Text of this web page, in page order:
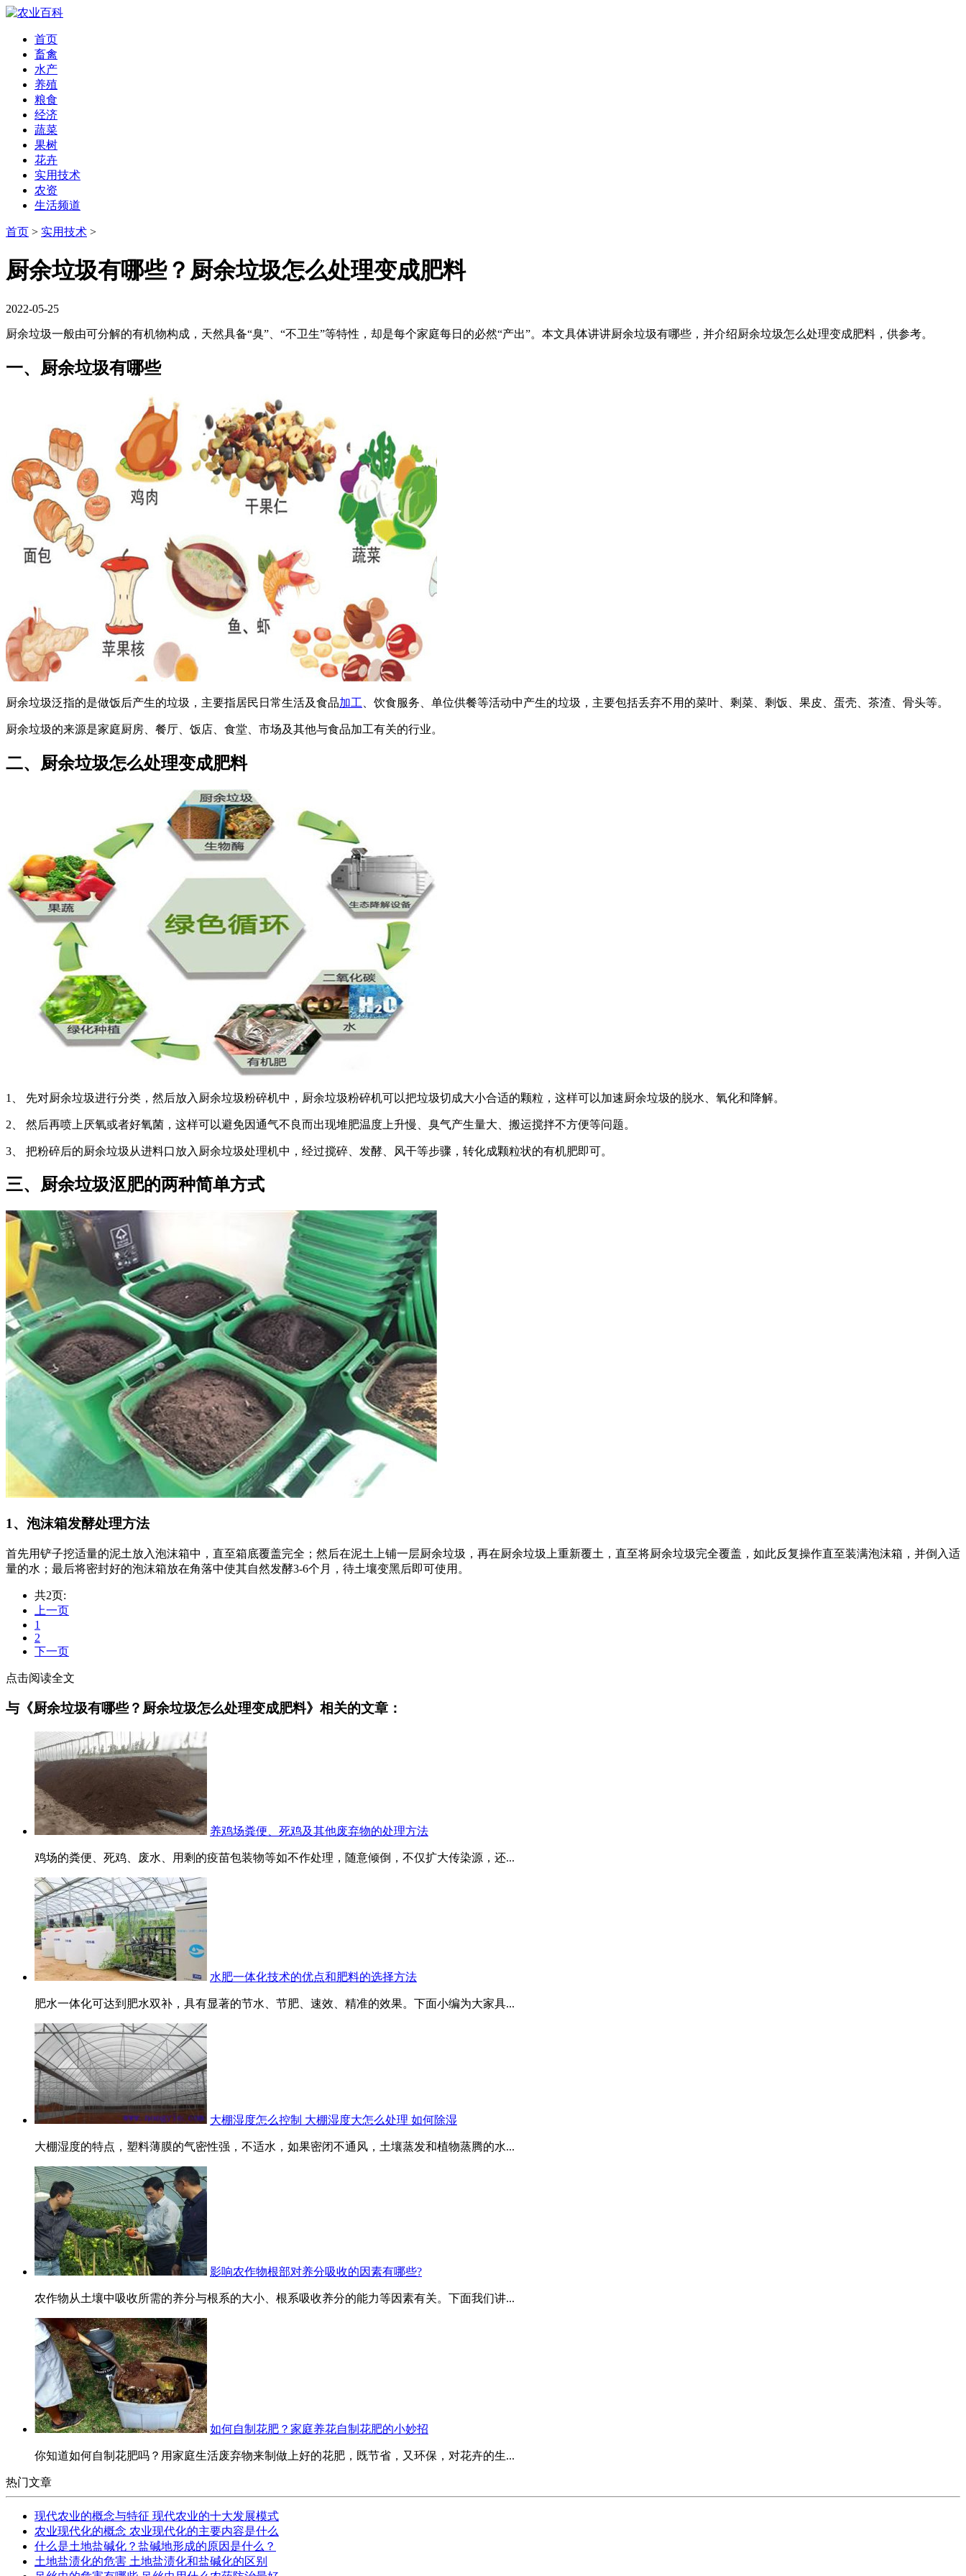
首页
畜禽
水产
养殖
粮食
经济
蔬菜
果树
花卉
实用技术
农资
生活频道
首页 > 实用技术 >
厨余垃圾有哪些？厨余垃圾怎么处理变成肥料
2022-05-25
厨余垃圾一般由可分解的有机物构成，天然具备“臭”、“不卫生”等特性，却是每个家庭每日的必然“产出”。本文具体讲讲厨余垃圾有哪些，并介绍厨余垃圾怎么处理变成肥料，供参考。
一、厨余垃圾有哪些
厨余垃圾泛指的是做饭后产生的垃圾，主要指居民日常生活及食品加工 、饮食服务、单位供餐等活动中产生的垃圾，主要包括丢弃不用的菜叶、剩菜、剩饭、果皮、蛋壳、茶渣、骨头等。
厨余垃圾的来源是家庭厨房、餐厅、饭店、食堂、市场及其他与食品加工有关的行业。
二、厨余垃圾怎么处理变成肥料
1、 先对厨余垃圾进行分类，然后放入厨余垃圾粉碎机中，厨余垃圾粉碎机可以把垃圾切成大小合适的颗粒，这样可以加速厨余垃圾的脱水、氧化和降解。
2、 然后再喷上厌氧或者好氧菌，这样可以避免因通气不良而出现堆肥温度上升慢、臭气产生量大、搬运搅拌不方便等问题。
3、 把粉碎后的厨余垃圾从进料口放入厨余垃圾处理机中，经过搅碎、发酵、风干等步骤，转化成颗粒状的有机肥即可。
三、厨余垃圾沤肥的两种简单方式
1、泡沫箱发酵处理方法
首先用铲子挖适量的泥土放入泡沫箱中，直至箱底覆盖完全；然后在泥土上铺一层厨余垃圾，再在厨余垃圾上重新覆土，直至将厨余垃圾完全覆盖，如此反复操作直至装满泡沫箱，并倒入适
量的水；最后将密封好的泡沫箱放在角落中使其自然发酵3-6个月，待土壤变黑后即可使用。
共2页:
上一页
1
2
下一页
点击阅读全文
与《厨余垃圾有哪些？厨余垃圾怎么处理变成肥料》相关的文章：
养鸡场粪便、死鸡及其他废弃物的处理方法
鸡场的粪便、死鸡、废水、用剩的疫苗包装物等如不作处理，随意倾倒，不仅扩大传染源，还...
水肥一体化技术的优点和肥料的选择方法
肥水一体化可达到肥水双补，具有显著的节水、节肥、速效、精准的效果。下面小编为大家具...
大棚湿度怎么控制 大棚湿度大怎么处理 如何除湿
大棚湿度的特点，塑料薄膜的气密性强，不适水，如果密闭不通风，土壤蒸发和植物蒸腾的水...
影响农作物根部对养分吸收的因素有哪些?
农作物从土壤中吸收所需的养分与根系的大小、根系吸收养分的能力等因素有关。下面我们讲...
如何自制花肥？家庭养花自制花肥的小妙招
你知道如何自制花肥吗？用家庭生活废弃物来制做上好的花肥，既节省，又环保，对花卉的生...
热门文章
现代农业的概念与特征 现代农业的十大发展模式
农业现代化的概念 农业现代化的主要内容是什么
什么是土地盐碱化？盐碱地形成的原因是什么？
土地盐渍化的危害 土地盐渍化和盐碱化的区别